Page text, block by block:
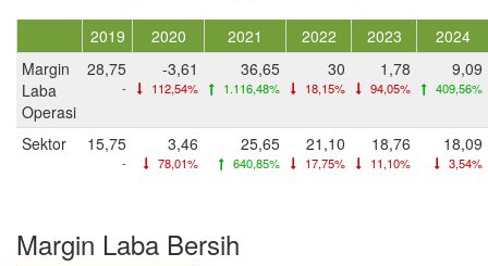
2019 2020 2021 2022 2023
2024
Margin
Laba
Operasi
28,75
-
-3,61
112,54%
36,65
1.116,48%
30
18,15%
1,78
94,05%
9,09
409,56%
Sektor 15,75
-
3,46
78,01%
25,65
640,85%
21,10
17,75%
18,76
11,10%
18,09
3,54%
Margin Laba Bersih